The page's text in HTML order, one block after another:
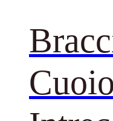
Cuoio